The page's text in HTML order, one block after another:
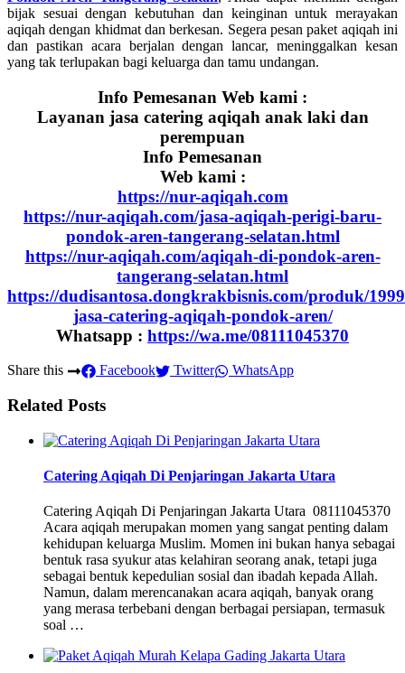
bijak sesuai dengan kebutuhan dan keinginan untuk merayakan
aqiqah dengan khidmat dan berkesan. Segera pesan paket aqiqah ini
dan pastikan acara berjalan dengan lancar, meninggalkan kesan
yang tak terlupakan bagi keluarga dan tamu undangan.
Info Pemesanan Web kami :
Layanan jasa catering aqiqah anak laki dan
perempuan
Info Pemesanan
Web kami :
https://nur-aqiqah.com
https://nur-aqiqah.com/jasa-aqiqah-perigi-baru-
pondok-aren-tangerang-selatan.html
https://nur-aqiqah.com/aqiqah-di-pondok-aren-
tangerang-selatan.html
https://dudisantosa.dongkrakbisnis.com/produk/
jasa-catering-aqiqah-pondok-aren/
Whatsapp : https://wa.me/08111045370
Share this Facebook Twitter WhatsApp
Related Posts
Catering Aqiqah Di Penjaringan Jakarta Utara
Catering Aqiqah Di Penjaringan Jakarta Utara 08111045370
Acara aqiqah merupakan momen yang sangat penting dalam
kehidupan keluarga Muslim. Momen ini bukan hanya sebagai
bentuk rasa syukur atas kelahiran seorang anak, tetapi juga
sebagai bentuk kepedulian sosial dan ibadah kepada Allah.
Namun, dalam merencanakan acara aqiqah, banyak orang
yang merasa terbebani dengan berbagai persiapan, termasuk
soal …